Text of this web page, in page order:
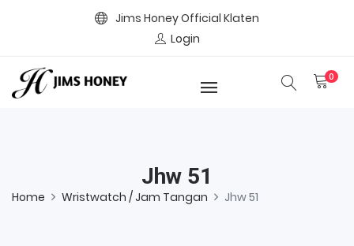
Jims Honey Official Klaten
Login
0
Jhw 51
Home Wristwatch / Jam Tangan Jhw 51